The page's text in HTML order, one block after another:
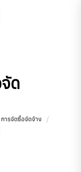
ด
การจัดซื้อจัดจ้าง
/